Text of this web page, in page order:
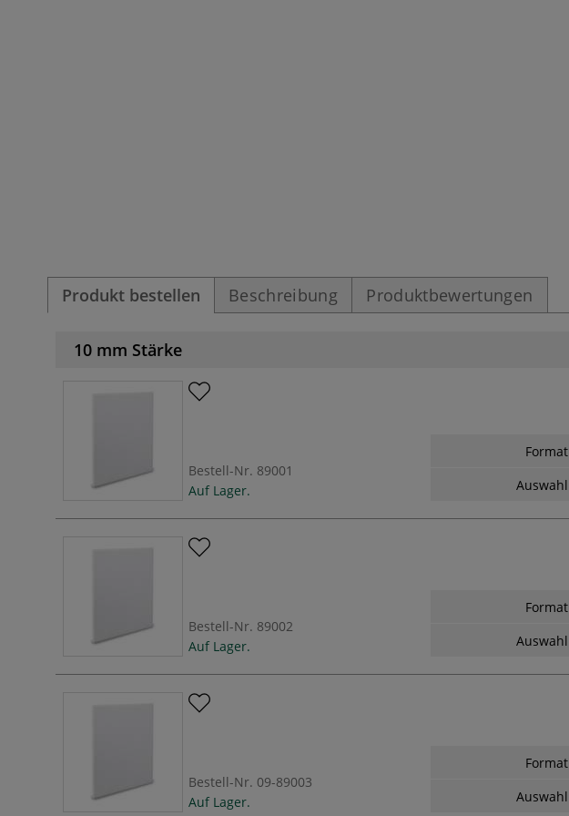
Produkt bestellen Beschreibung Produktbewertungen
10 mm Stärke
Bestell-Nr. 89001
Auf Lager.
Format
Auswahl
Bestell-Nr. 89002
Auf Lager.
Format
Auswahl
Bestell-Nr. 09-89003
Auf Lager.
Format
Auswahl